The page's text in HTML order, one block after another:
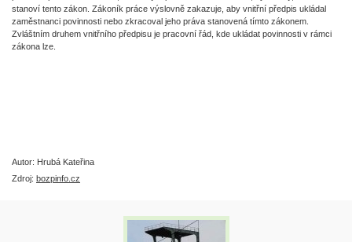
stanoví tento zákon. Zákoník práce výslovně zakazuje, aby vnitřní předpis ukládal
zaměstnanci povinnosti nebo zkracoval jeho práva stanovená tímto zákonem.
Zvláštním druhem vnitřního předpisu je pracovní řád, kde ukládat povinnosti v rámci
zákona lze.
Autor: Hrubá Kateřina
Zdroj: bozpinfo.cz